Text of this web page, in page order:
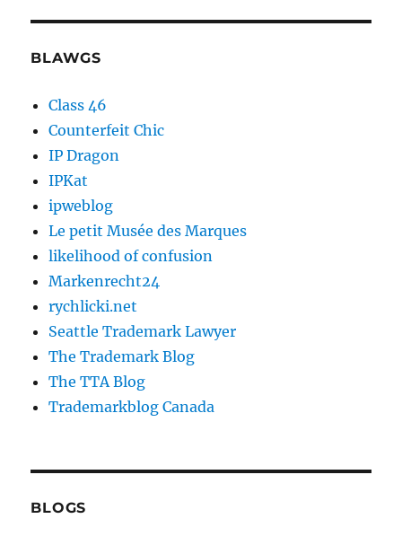
BLAWGS
Class 46
Counterfeit Chic
IP Dragon
IPKat
ipweblog
Le petit Musée des Marques
likelihood of confusion
Markenrecht24
rychlicki.net
Seattle Trademark Lawyer
The Trademark Blog
The TTA Blog
Trademarkblog Canada
BLOGS